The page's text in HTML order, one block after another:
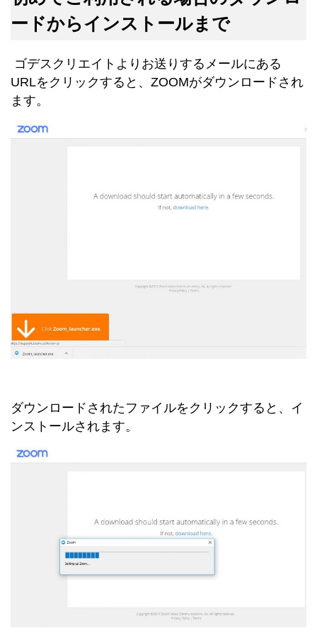
ードからインストールまで
ゴデスクリエイトよりお送りするメールにある
URLをクリックすると、ZOOMがダウンロードされ
ます。
ダウンロードされたファイルをクリックすると、イ
ンストールされます。